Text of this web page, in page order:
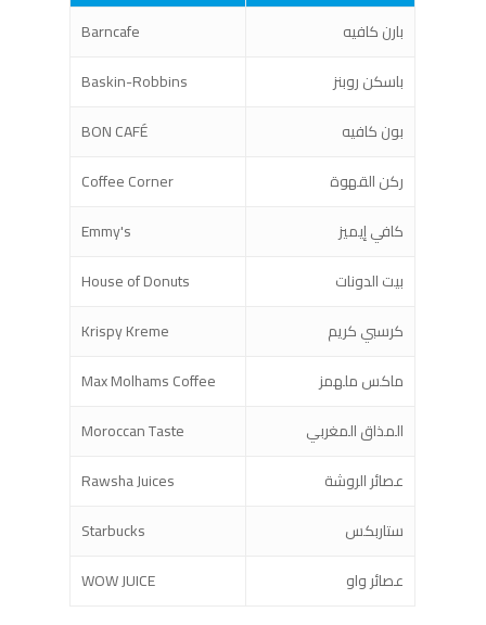
Barncafe
بارن كافيه
Baskin-Robbins
باسكن روبنز
BON CAFÉ
بون كافيه
Coffee Corner
ركن القهوة
Emmy's
كافي إيميز
House of Donuts
بيت الدونات
Krispy Kreme
كرسبي كريم
Max Molhams Coffee
ماكس ملهمز
Moroccan Taste
المذاق المغربي
Rawsha Juices
عصائر الروشة
Starbucks
ستاربكس
WOW JUICE
عصائر واو